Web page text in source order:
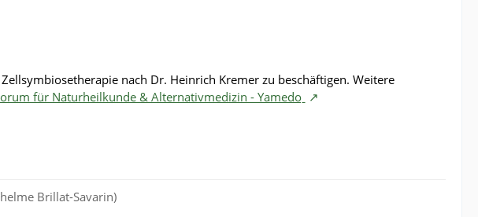
nach Dr. Heinrich Kremer zu beschäftigen. Weitere
für Naturheilkunde & Alternativmedizin - Yamedoˍ
Brillat-Savarin)